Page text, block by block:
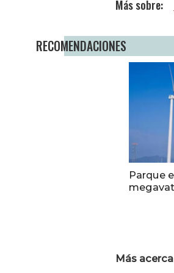
RECOMENDACIONES
Parque
Más